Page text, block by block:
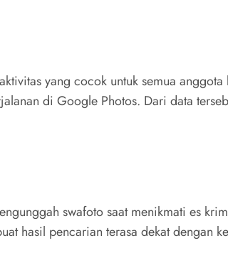
yang cocok untuk semua
di Google Photos. Dari data
swafoto saat menikmati es
hasil pencarian terasa dekat dengan